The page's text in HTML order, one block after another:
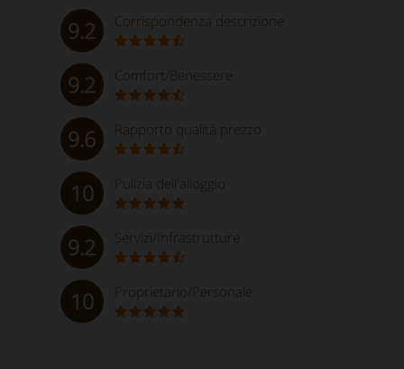
9.2 Corrispondenza descrizione
9.2 Comfort/Benessere
9.6 Rapporto qualità prezzo
10 Pulizia dell'alloggio
9.2 Servizi/Infrastrutture
10 Proprietario/Personale